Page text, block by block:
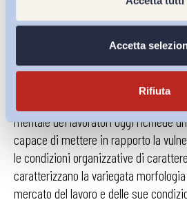
Accetta
Rifiuta
esempi pratici legati a situazioni
differenti ambienti di lavoro e relative
possono essere messe in atto. Tale
quotidianità degli ambienti di lavoro
mentale dei lavoratori oggi richiede
capace di mettere in rapporto la
le condizioni organizzative di
caratterizzano la variegata
mercato del lavoro e delle sue